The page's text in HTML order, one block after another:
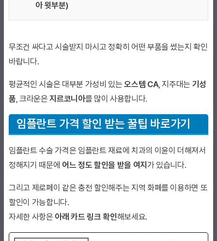
아 윗부분)
무조건 싸다고 시술받지 마시고 정확히 어떤 부품을 썼는지 확인
바랍니다.
평균적인 시술은 대부분 가성비 있는오스템 CA, 지주대는 기성
품, 크라운은지르코니아를 많이 사용합니다.
임플란트 가격 할인 받는 꿀팁 바로가기
임플란트 수술 가격은 임플란트 재료에 치과의 이윤이 더해져서
정해지기 때문에 어느 정도 할인을 받을 여지 가 있습니다.
그리고 제로페이 같은 충전 할인해주는 지역 화폐를 이용하면 또
할인이 가능합니다.
자세한 사항은 아래 카드 링크 확인해보세요.